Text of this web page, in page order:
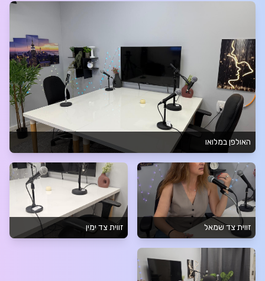
האולפן במלואו
זווית צד שמאל זווית צד ימין